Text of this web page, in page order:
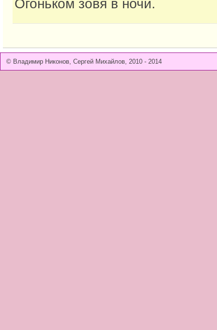
Огоньком зовя в ночи.
© Владимир Никонов, Сергей Михайлов, 2010 - 2014